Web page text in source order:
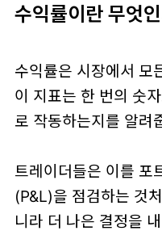
수익률이란 무엇
수익률은 시장에서 모
이 지표는 한 번의 숫
로 작동하는지를 알려
트레이더들은 이를 포
(P&L)을 점검하는 것
니라 더 나은 결정을